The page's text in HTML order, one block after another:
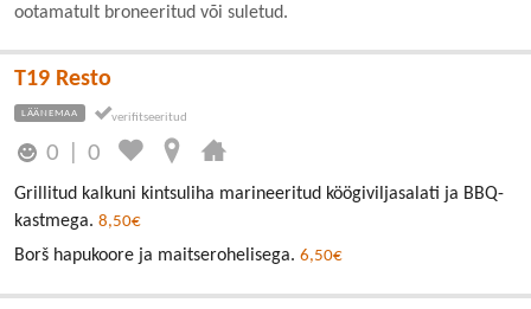
ootamatult broneeritud või suletud.
T19 Resto
LÄÄNEMAA
0 |0
Grillitud kalkuni kintsuliha marineeritud köögiviljasalati ja BBQ-
kastmega. 8,50€
Borš hapukoore ja maitserohelisega. 6,50€